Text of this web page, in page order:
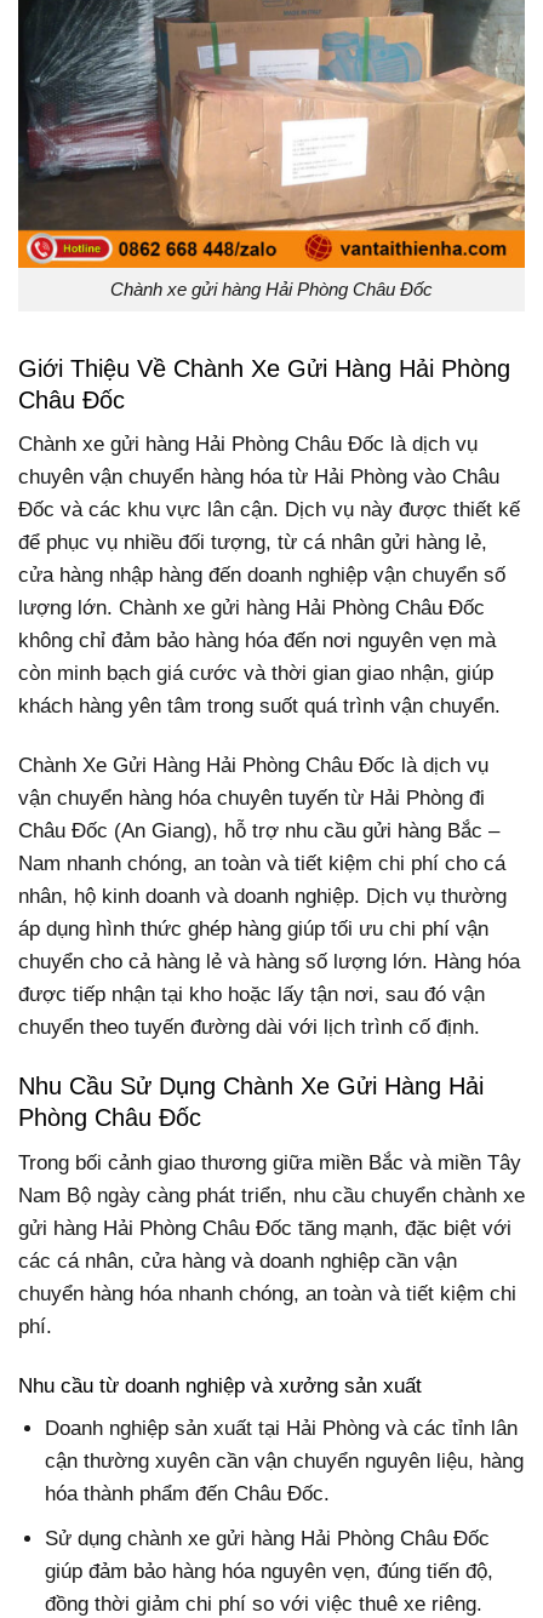
Chành xe gửi hàng Hải Phòng Châu Đốc
Giới Thiệu Về Chành Xe Gửi Hàng Hải Phòng
Châu Đốc
Chành xe gửi hàng Hải Phòng Châu Đốc là dịch vụ
chuyên vận chuyển hàng hóa từ Hải Phòng vào Châu
Đốc và các khu vực lân cận. Dịch vụ này được thiết kế
để phục vụ nhiều đối tượng, từ cá nhân gửi hàng lẻ,
cửa hàng nhập hàng đến doanh nghiệp vận chuyển số
lượng lớn. Chành xe gửi hàng Hải Phòng Châu Đốc
không chỉ đảm bảo hàng hóa đến nơi nguyên vẹn mà
còn minh bạch giá cước và thời gian giao nhận, giúp
khách hàng yên tâm trong suốt quá trình vận chuyển.
Chành Xe Gửi Hàng Hải Phòng Châu Đốc là dịch vụ
vận chuyển hàng hóa chuyên tuyến từ Hải Phòng đi
Châu Đốc (An Giang), hỗ trợ nhu cầu gửi hàng Bắc –
Nam nhanh chóng, an toàn và tiết kiệm chi phí cho cá
nhân, hộ kinh doanh và doanh nghiệp. Dịch vụ thường
áp dụng hình thức ghép hàng giúp tối ưu chi phí vận
chuyển cho cả hàng lẻ và hàng số lượng lớn. Hàng hóa
được tiếp nhận tại kho hoặc lấy tận nơi, sau đó vận
chuyển theo tuyến đường dài với lịch trình cố định.
Nhu Cầu Sử Dụng Chành Xe Gửi Hàng Hải
Phòng Châu Đốc
Trong bối cảnh giao thương giữa miền Bắc và miền Tây
Nam Bộ ngày càng phát triển, nhu cầu chuyển chành xe
gửi hàng Hải Phòng Châu Đốc tăng mạnh, đặc biệt với
các cá nhân, cửa hàng và doanh nghiệp cần vận
chuyển hàng hóa nhanh chóng, an toàn và tiết kiệm chi
phí.
Nhu cầu từ doanh nghiệp và xưởng sản xuất
Doanh nghiệp sản xuất tại Hải Phòng và các tỉnh lân
cận thường xuyên cần vận chuyển nguyên liệu, hàng
hóa thành phẩm đến Châu Đốc.
Sử dụng chành xe gửi hàng Hải Phòng Châu Đốc
giúp đảm bảo hàng hóa nguyên vẹn, đúng tiến độ,
đồng thời giảm chi phí so với việc thuê xe riêng.